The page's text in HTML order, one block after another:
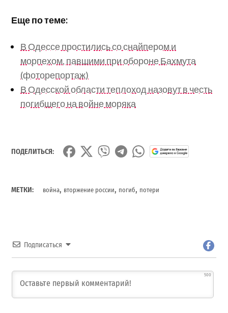
Еще по теме:
В Одессе простились со снайпером и
морпехом, павшими при обороне Бахмута
(фоторепортаж)
В Одесской области теплоход назовут в честь
погибшего на войне моряка
ПОДЕЛИТЬСЯ:
МЕТКИ: война, вторжение россии, погиб, потери
Подписаться
500